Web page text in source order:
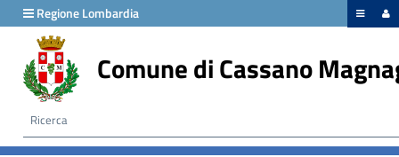
Regione Lombardia
Comune di Cassano
menu
Disposizioni
generali
Organizzazione